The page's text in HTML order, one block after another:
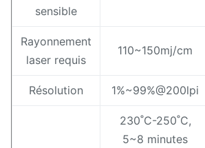
sensible
Rayonnement
laser requis
110~150mj/cm
Résolution 1%~99%@200lpi
230˚C-250˚C,
5~8 minutes